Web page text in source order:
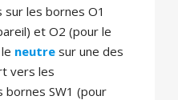
les bornes O1
et O2 (pour le
neutresur une des
vers les
SW1 (pour